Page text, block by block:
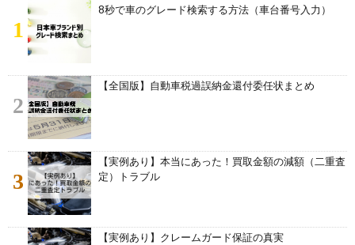
1
8秒で車のグレード検索する方法（車台番号入力）
2
【全国版】自動車税過誤納金還付委任状まとめ
3
【実例あり】本当にあった！買取金額の減額（二重査
定）トラブル
【実例あり】クレームガード保証の真実